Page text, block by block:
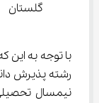
گلستان
نیمسال